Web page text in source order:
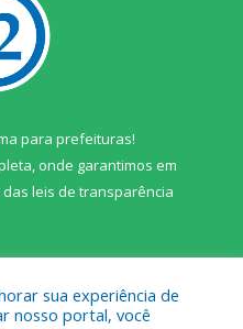
para prefeituras!
onde garantimos em
leis de transparência
sua experiência de
nosso portal, você